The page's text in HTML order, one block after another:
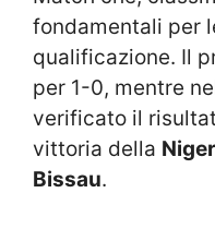
fondamentali per
qualificazione. Il
per 1-0, mentre
verificato il
vittoria della
Bissau.